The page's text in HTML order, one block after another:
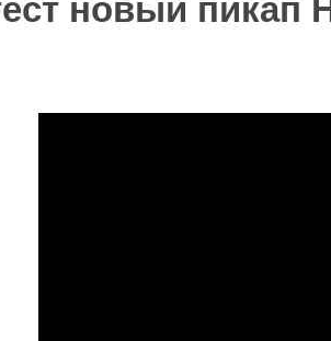
новый пикап